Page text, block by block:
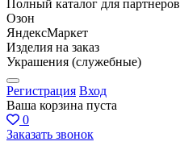
Полный каталог для партнеров
Озон
ЯндексМаркет
Изделия на заказ
Украшения (служебные)
Регистрация Вход
Ваша корзина пуста
0
Заказать звонок